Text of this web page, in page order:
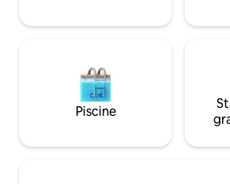
White, des supermarchés, des
la station Skytrain Oakridge-4 st
à 3 minutes à pied, du bus direct 17 du
centre-ville, à 3 minutes à pied de l'UBC
en bus 41/R4 Lieux touristiques : à 15 minPiscine